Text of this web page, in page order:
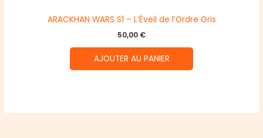
ARACKHAN WARS S1 – L’Éveil de l’Ordre Gris
50,00 €
AJOUTER AU PANIER